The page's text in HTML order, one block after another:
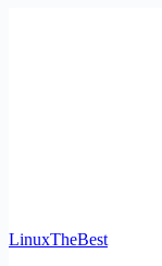
LinuxTheBest